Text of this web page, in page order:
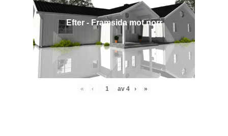
Efter - Framsida mot norr
« ‹ av 4 › »